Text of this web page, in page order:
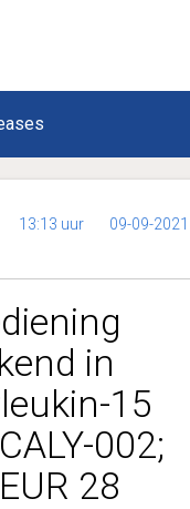
13:13 uur 09-09-2021
in
15
002;
28